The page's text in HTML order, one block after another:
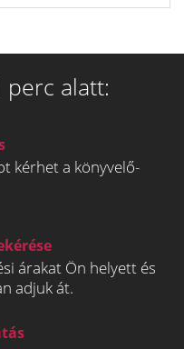
perc alatt:
kérhet a könyvelő-
árakat Ön helyett és
adjuk át.